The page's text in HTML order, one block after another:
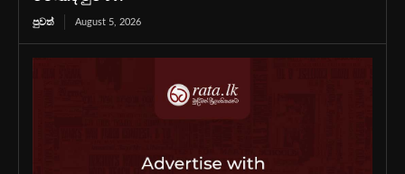
පුවත් August 5, 2026